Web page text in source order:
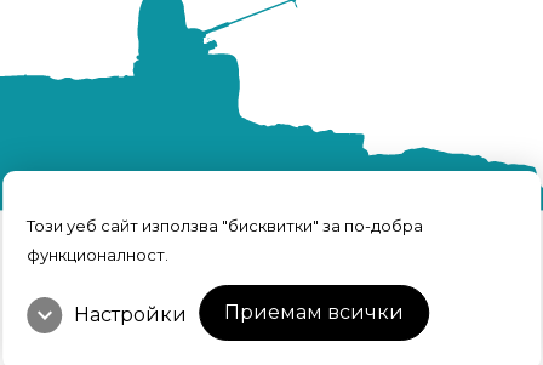
Този уеб сайт използва "бисквитки" за по-добра
функционалност.
Приемам всички
expand_more Настройки
TRFISH | Всичко за риболова © 2026 Всички
права запазени.
Интернет Маркетинг и Дизайн
от Weberest